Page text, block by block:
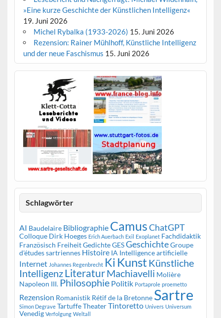
»Eine kurze Geschichte der Künstlichen Intelligenz«
19. Juni 2026
Michel Rybalka (1933-2026) 15. Juni 2026
Rezension: Rainer Mühlhoff, Künstliche Intelligenz
und der neue Faschismus 15. Juni 2026
Schlagwörter
AI Baudelaire Bibliographie CamusChatGPT
Colloque Dirk Hoeges Erich Auerbach Exil Exoplanet Fachdidaktik
Französisch FreiheitGedichteGESGeschichteGroupe
d'études sartriennes Histoire IA Intelligence artificielle
Internet Johannes Regenbrecht Ki Kunst Künstliche
IntelligenzLiteraturMachiavelli Molière
Napoleon III. Philosophie Politik Portaprole proemetto
Rezension Romanistik Rétif de la Bretonne Sartre
Simon Degrave TartuffeTheaterTintoretto Univers Universum
Venedig Verfolgung Weltall